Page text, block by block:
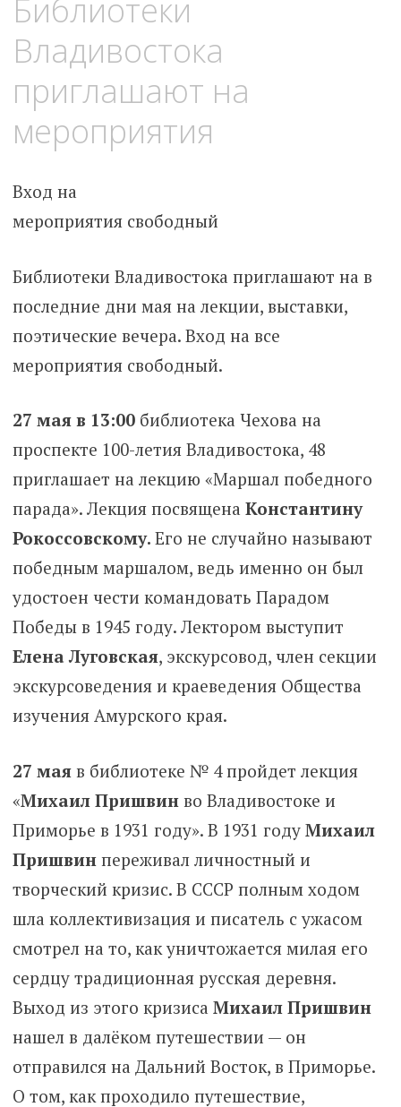
Библиотеки
Владивостока
приглашают на
мероприятия
Вход на
мероприятия свободный
Библиотеки Владивостока приглашают на в
последние дни мая на лекции, выставки,
поэтические вечера. Вход на все
мероприятия свободный.
27 мая в 13:00 библиотека Чехова на
проспекте 100-летия Владивостока, 48
приглашает на лекцию «Маршал победного
парада». Лекция посвящена Константину
Рокоссовскому. Его не случайно называют
победным маршалом, ведь именно он был
удостоен чести командовать Парадом
Победы в 1945 году. Лектором выступит
Елена Луговская, экскурсовод, член секции
экскурсоведения и краеведения Общества
изучения Амурского края.
27 мая в библиотеке № 4 пройдет лекция
«Михаил Пришвинво Владивостоке и
Приморье в 1931 году». В 1931 году Михаил
Пришвинпереживал личностный и
творческий кризис. В СССР полным ходом
шла коллективизация и писатель с ужасом
смотрел на то, как уничтожается милая его
сердцу традиционная русская деревня.
Выход из этого кризиса Михаил Пришвин
нашел в далёком путешествии — он
отправился на Дальний Восток, в Приморье.
О том, как проходило путешествие,